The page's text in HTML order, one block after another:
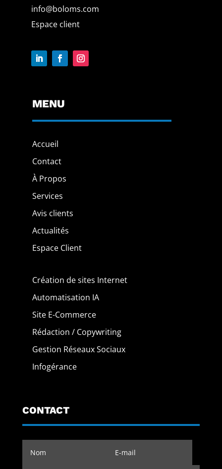
info@boloms.com
Espace client
MENU
Accueil
Contact
À Propos
Services
Avis clients
Actualités
Espace Client
Création de sites Internet
Automatisation IA
Site E-Commerce
Rédaction / Copywriting
Gestion Réseaux Sociaux
Infogérance
CONTACT